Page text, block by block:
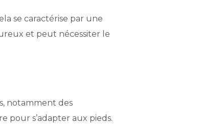
se caractérise par une
et peut nécessiter le
notamment des
pour s’adapter aux pieds.